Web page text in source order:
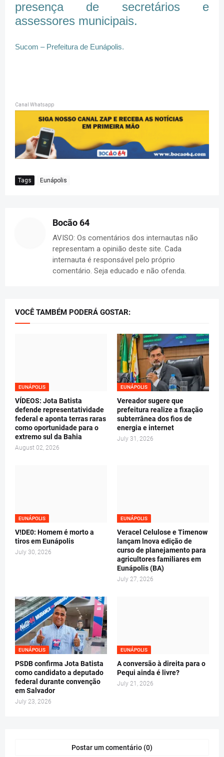
presença de secretários e
assessores municipais.
Sucom – Prefeitura de Eunápolis.
Canal Whatsapp
Tags Eunápolis
Bocão 64
AVISO: Os comentários dos internautas não
representam a opinião deste site. Cada
internauta é responsável pelo próprio
comentário. Seja educado e não ofenda.
VOCÊ TAMBÉM PODERÁ GOSTAR:
EUNÁPOLIS
VÍDEOS: Jota Batista
defende representatividade
federal e aponta terras raras
como oportunidade para o
extremo sul da Bahia
August 02, 2026
EUNÁPOLIS
Vereador sugere que
prefeitura realize a fixação
subterrânea dos fios de
energia e internet
July 31, 2026
EUNÁPOLIS
V!DE0: Homem é morto a
tiros em Eunápolis
July 30, 2026
EUNÁPOLIS
Veracel Celulose e Timenow
lançam lnova edição de
curso de planejamento para
agricultores familiares em
Eunápolis (BA)
July 27, 2026
EUNÁPOLIS
PSDB confirma Jota Batista
como candidato a deputado
federal durante convenção
em Salvador
July 23, 2026
EUNÁPOLIS
A conversão à direita para o
Pequi ainda é livre?
July 21, 2026
Postar um comentário (0)